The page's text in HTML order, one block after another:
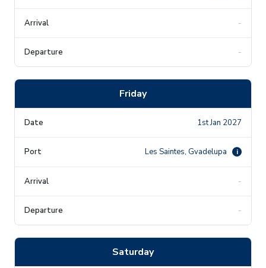
-
-
Friday
1st Jan 2027
Les Saintes, Gvadelupa i
-
-
Saturday